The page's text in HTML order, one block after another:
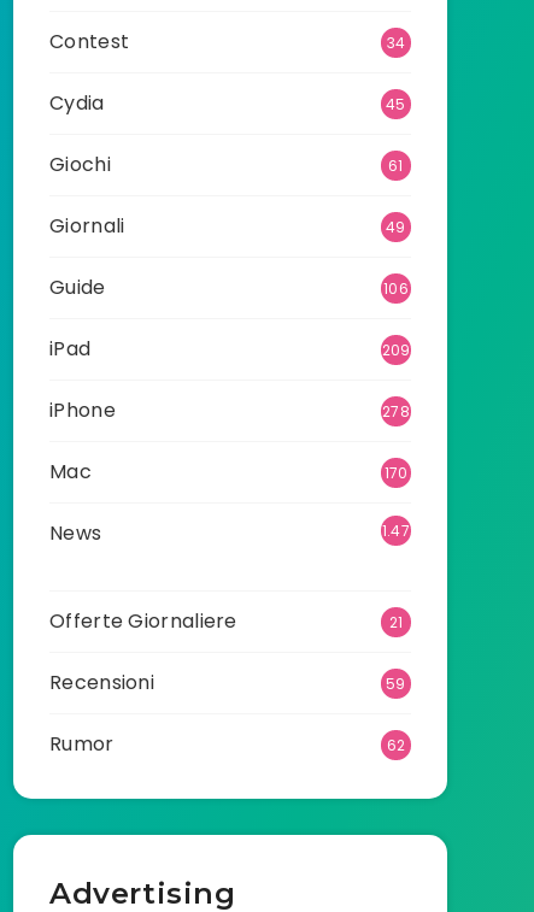
Contest 34
Cydia 45
Giochi 61
Giornali 49
Guide 106
iPad 209
iPhone 278
Mac 170
News
1.47
Offerte Giornaliere 21
Recensioni 59
Rumor 62
Advertising